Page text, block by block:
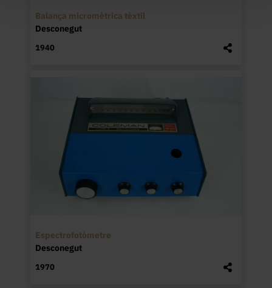
Balança micromètrica tèxtil
Desconegut
1940
Espectrofotòmetre
Desconegut
1970